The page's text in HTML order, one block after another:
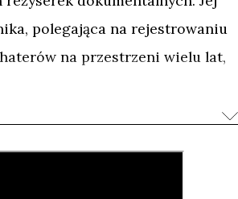
polegająca na rejestrowaniu
na przestrzeni wielu lat,
zmieniającej się rzeczywistości